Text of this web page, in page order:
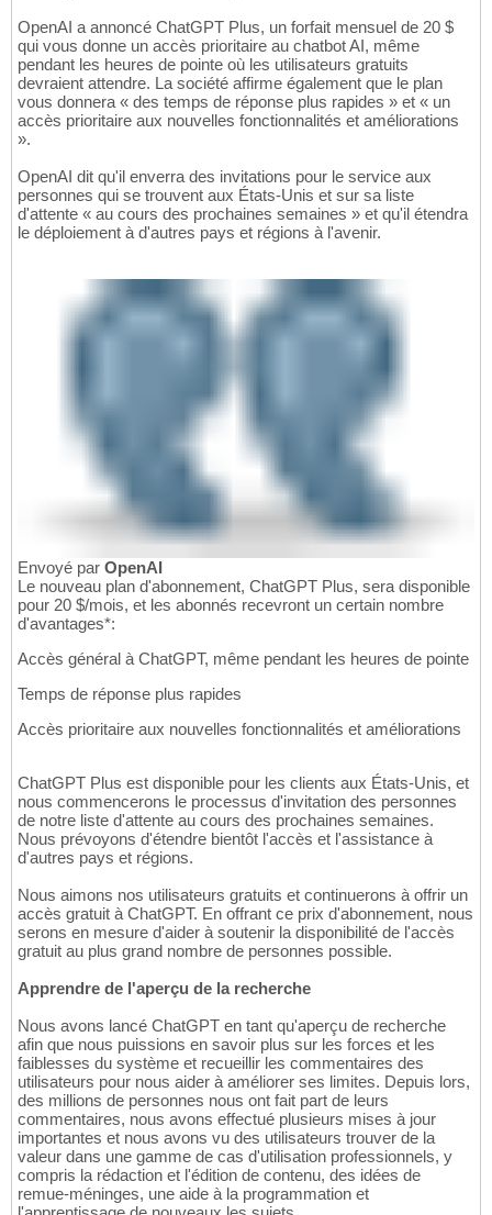
OpenAI a annoncé ChatGPT Plus, un forfait mensuel de 20 $
qui vous donne un accès prioritaire au chatbot AI, même
pendant les heures de pointe où les utilisateurs gratuits
devraient attendre. La société affirme également que le plan
vous donnera « des temps de réponse plus rapides » et « un
accès prioritaire aux nouvelles fonctionnalités et améliorations
».
OpenAI dit qu'il enverra des invitations pour le service aux
personnes qui se trouvent aux États-Unis et sur sa liste
d'attente « au cours des prochaines semaines » et qu'il étendra
le déploiement à d'autres pays et régions à l'avenir.
Envoyé par OpenAI
Le nouveau plan d'abonnement, ChatGPT Plus, sera disponible
pour 20 $/mois, et les abonnés recevront un certain nombre
d'avantages*:
Accès général à ChatGPT, même pendant les heures de pointe
Temps de réponse plus rapides
Accès prioritaire aux nouvelles fonctionnalités et améliorations
ChatGPT Plus est disponible pour les clients aux États-Unis, et
nous commencerons le processus d'invitation des personnes
de notre liste d'attente au cours des prochaines semaines.
Nous prévoyons d'étendre bientôt l'accès et l'assistance à
d'autres pays et régions.
Nous aimons nos utilisateurs gratuits et continuerons à offrir un
accès gratuit à ChatGPT. En offrant ce prix d'abonnement, nous
serons en mesure d'aider à soutenir la disponibilité de l'accès
gratuit au plus grand nombre de personnes possible.
Apprendre de l'aperçu de la recherche
Nous avons lancé ChatGPT en tant qu'aperçu de recherche
afin que nous puissions en savoir plus sur les forces et les
faiblesses du système et recueillir les commentaires des
utilisateurs pour nous aider à améliorer ses limites. Depuis lors,
des millions de personnes nous ont fait part de leurs
commentaires, nous avons effectué plusieurs mises à jour
importantes et nous avons vu des utilisateurs trouver de la
valeur dans une gamme de cas d'utilisation professionnels, y
compris la rédaction et l'édition de contenu, des idées de
remue-méninges, une aide à la programmation et